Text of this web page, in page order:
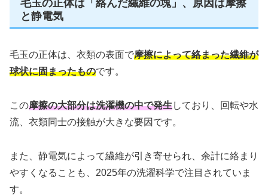
毛玉の正体は「絡んだ繊維の塊」、原因は摩擦
と静電気
毛玉の正体は、衣類の表面で摩擦によって絡まった繊維が
球状に固まったものです。
この摩擦の大部分は洗濯機の中で発生しており、回転や水
流、衣類同士の接触が大きな要因です。
また、静電気によって繊維が引き寄せられ、余計に絡まり
やすくなることも、2025年の洗濯科学で注目されていま
す。